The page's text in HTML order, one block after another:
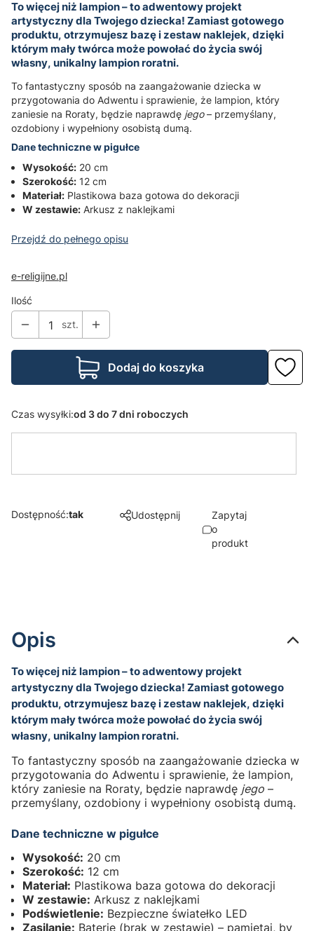
To więcej niż lampion – to adwentowy projekt
artystyczny dla Twojego dziecka! Zamiast gotowego
produktu, otrzymujesz bazę i zestaw naklejek, dzięki
którym mały twórca może powołać do życia swój
własny, unikalny lampion roratni.
To fantastyczny sposób na zaangażowanie dziecka w
przygotowania do Adwentu i sprawienie, że lampion, który
zaniesie na Roraty, będzie naprawdę jego– przemyślany,
ozdobiony i wypełniony osobistą dumą.
Dane techniczne w pigułce
Wysokość: 20 cm
Szerokość: 12 cm
Materiał: Plastikowa baza gotowa do dekoracji
W zestawie: Arkusz z naklejkami
Przejdź do pełnego opisu
e-religijne.pl
Ilość
szt.
Dodaj do koszyka
Czas wysyłki:od 3 do 7 dni roboczych
Dostępność:tak Udostępnij
Zapytaj
o
produkt
Opis
To więcej niż lampion – to adwentowy projekt
artystyczny dla Twojego dziecka! Zamiast gotowego
produktu, otrzymujesz bazę i zestaw naklejek, dzięki
którym mały twórca może powołać do życia swój
własny, unikalny lampion roratni.
To fantastyczny sposób na zaangażowanie dziecka w
przygotowania do Adwentu i sprawienie, że lampion,
który zaniesie na Roraty, będzie naprawdę jego –
przemyślany, ozdobiony i wypełniony osobistą dumą.
Dane techniczne w pigułce
Wysokość: 20 cm
Szerokość: 12 cm
Materiał: Plastikowa baza gotowa do dekoracji
W zestawie: Arkusz z naklejkami
Podświetlenie: Bezpieczne światełko LED
Zasilanie: Baterie (brak w zestawie) – pamiętaj, by